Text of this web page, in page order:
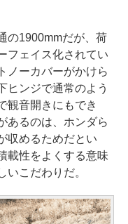
の1900mmだが、荷
フェイス化されてい
ノーカバーがかけら
ヒンジで通常のよう
観音開きにもでき
あるのは、ホンダら
収めるためだとい
載性をよくする意味
いこだわりだ。